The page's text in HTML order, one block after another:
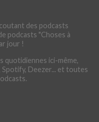
des podcasts
podcasts "Choses à
jour !
quotidiennes ici-même,
Deezer... et toutes